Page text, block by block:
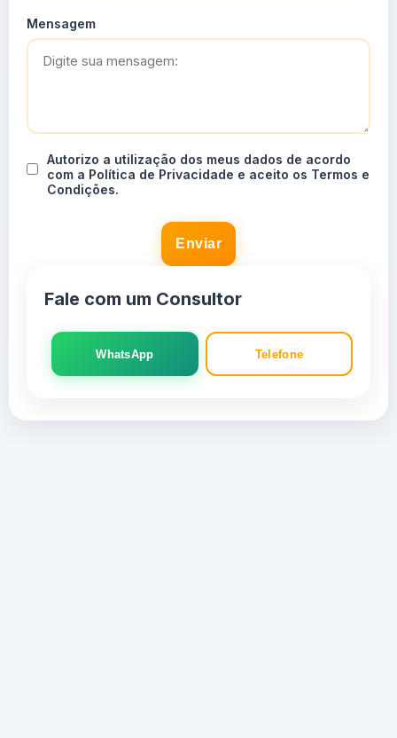
Mensagem
Autorizo a utilização dos meus dados de acordo
com a Política de Privacidade e aceito os Termos e
Condições.
Enviar
Fale com um Consultor
WhatsApp Telefone